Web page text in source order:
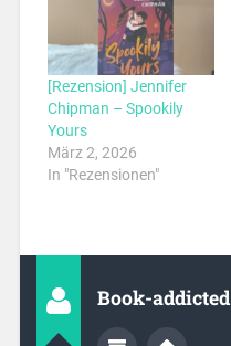
[Rezension] Jennifer
Chipman – Spookily
Yours
März 2, 2026
In "Rezensionen"
Book-addicted